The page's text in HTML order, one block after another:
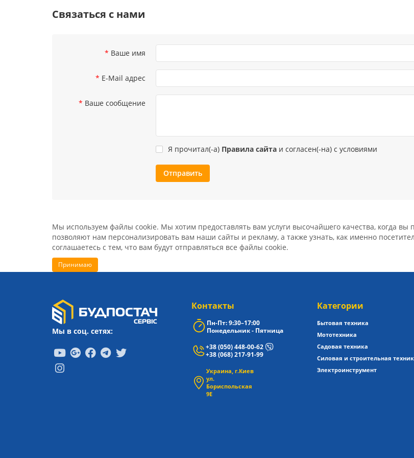
Связаться с нами
Ваше имя
E-Mail адрес
Ваше сообщение
Я прочитал(-а) Правила сайта и согласен(-на) с условиями
Отправить
Мы используем файлы cookie. Мы хотим предоставлять вам услуги высочайшего качества, когда
позволяют нам персонализировать вам наши сайты и рекламу, а также узнать, как именно
соглашаетесь с тем, что вам будут отправляться все файлы cookie.
Принимаю
Мы в соц. сетях:
Контакты
Пн-Пт: 9:30–17:00
Понедельник - Пятница
+38 (050) 448-00-62
+38 (068) 217-91-99
Украина, г.Киев
ул.
Бориспольская
9Е
Категории
Бытовая техника
Мототехника
Садовая техника
Силовая и строительная
Электроинструмент